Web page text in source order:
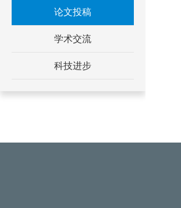
论文投稿
学术交流
科技进步